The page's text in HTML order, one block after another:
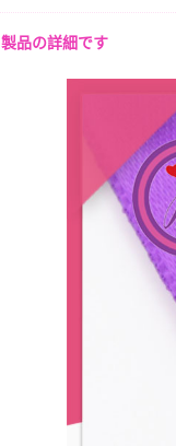
製品の詳細です